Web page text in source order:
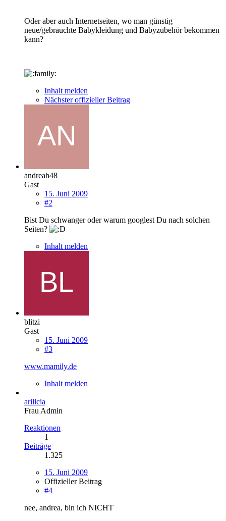
Oder aber auch Internetseiten, wo man günstig
neue/gebrauchte Babykleidung und Babyzubehör bekommen
kann?
Inhalt melden
Nächster offizieller Beitrag
andreah48
Gast
15. Juni 2009
#2
Bist Du schwanger oder warum googlest Du nach solchen
Seiten?
Inhalt melden
blitzi
Gast
15. Juni 2009
#3
www.mamily.de
Inhalt melden
arilicia
Frau Admin
Reaktionen
1
Beiträge
1.325
15. Juni 2009
Offizieller Beitrag
#4
nee, andrea, bin ich NICHT